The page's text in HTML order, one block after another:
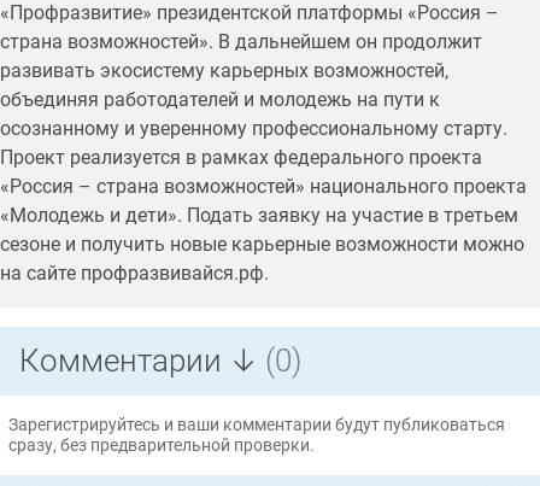
«Профразвитие» президентской платформы «Россия –
страна возможностей». В дальнейшем он продолжит
развивать экосистему карьерных возможностей,
объединяя работодателей и молодежь на пути к
осознанному и уверенному профессиональному старту.
Проект реализуется в рамках федерального проекта
«Россия – страна возможностей» национального проекта
«Молодежь и дети». Подать заявку на участие в третьем
сезоне и получить новые карьерные возможности можно
на сайте профразвивайся.рф.
Комментарии ↓ (0)
Зарегистрируйтесь и ваши комментарии будут публиковаться
сразу, без предварительной проверки.